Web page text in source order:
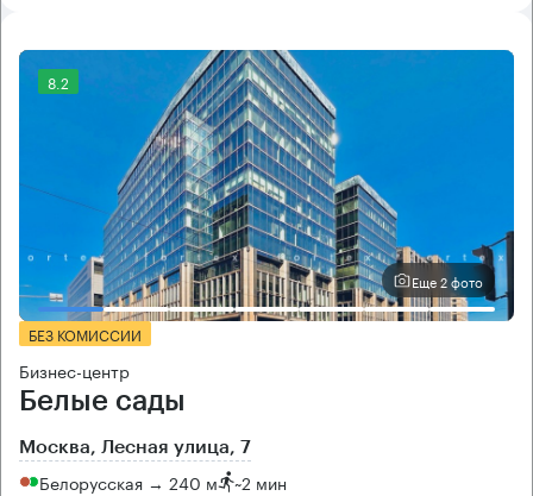
8.2
Еще 2 фото
БЕЗ КОМИССИИ
Бизнес-центр
Белые сады
Москва, Лесная улица, 7
Белорусская → 240 м ~2 мин